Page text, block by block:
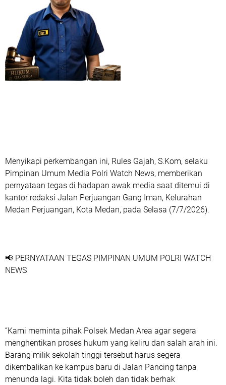
Menyikapi perkembangan ini, Rules Gajah, S.Kom, selaku
Pimpinan Umum Media Polri Watch News, memberikan
pernyataan tegas di hadapan awak media saat ditemui di
kantor redaksi Jalan Perjuangan Gang Iman, Kelurahan
Medan Perjuangan, Kota Medan, pada Selasa (7/7/2026).
📢 PERNYATAAN TEGAS PIMPINAN UMUM POLRI WATCH
NEWS
“Kami meminta pihak Polsek Medan Area agar segera
menghentikan proses hukum yang keliru dan salah arah ini.
Barang milik sekolah tinggi tersebut harus segera
dikembalikan ke kampus baru di Jalan Pancing tanpa
menunda lagi. Kita tidak boleh dan tidak berhak